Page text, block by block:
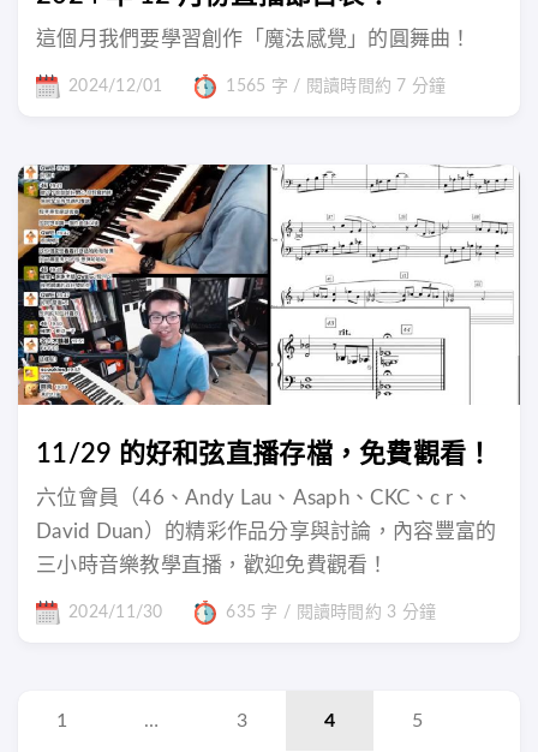
這個月我們要學習創作「魔法感覺」的圓舞曲！
2024/12/01 1565 字 / 閱讀時間約 7 分鐘
11/29 的好和弦直播存檔，免費觀看！
六位會員（46、Andy Lau、Asaph、CKC、c r、
David Duan）的精彩作品分享與討論，內容豐富的
三小時音樂教學直播，歡迎免費觀看！
2024/11/30 635 字 / 閱讀時間約 3 分鐘
1 … 3 4 5